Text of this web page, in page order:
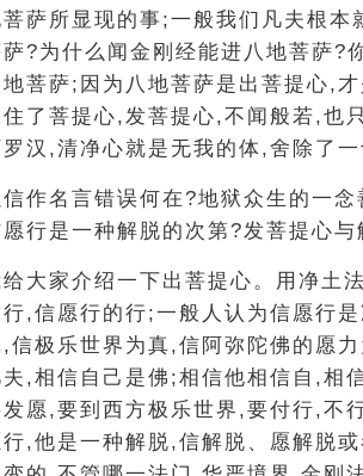
萨所显现的事;一般我们凡夫根
?为什么闻金刚经能进八地菩萨?
地菩萨;因为八地菩萨是出菩提心,
了菩提心,发菩提心,不闻般若,也
罗汉,清净心就是无我的体,舍除了
信作名言错误何在?地狱众生的一
行是一种解脱的次第?发菩提心与
大家介绍一下出菩提心。用净土
行,信愿行的行;一般人认为信愿行
信极乐世界为真,信阿弥陀佛的愿
夫,相信自己是佛;相信他相信自,相
愿,要到西方极乐世界,要付行,不
行,他是一种解脱,信解脱、愿解脱